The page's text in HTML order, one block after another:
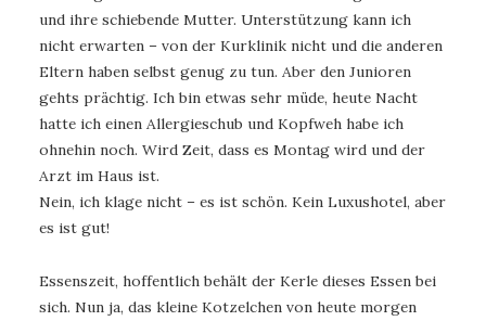
und ihre schiebende Mutter. Unterstützung kann ich
nicht erwarten – von der Kurklinik nicht und die anderen
Eltern haben selbst genug zu tun. Aber den Junioren
gehts prächtig. Ich bin etwas sehr müde, heute Nacht
hatte ich einen Allergieschub und Kopfweh habe ich
ohnehin noch. Wird Zeit, dass es Montag wird und der
Arzt im Haus ist.
Nein, ich klage nicht – es ist schön. Kein Luxushotel, aber
es ist gut!
Essenszeit, hoffentlich behält der Kerle dieses Essen bei
sich. Nun ja, das kleine Kotzelchen von heute morgen